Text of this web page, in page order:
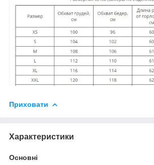
Приховати
Характеристики
Основні